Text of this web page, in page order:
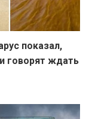
показал,
говорят ждать